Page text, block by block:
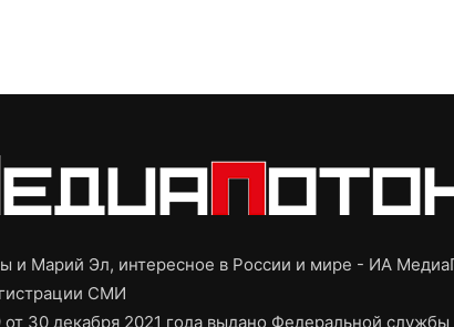
и Марий Эл, интересное в России и мире - ИА
СМИ
30 декабря 2021 года выдано Федеральной службы